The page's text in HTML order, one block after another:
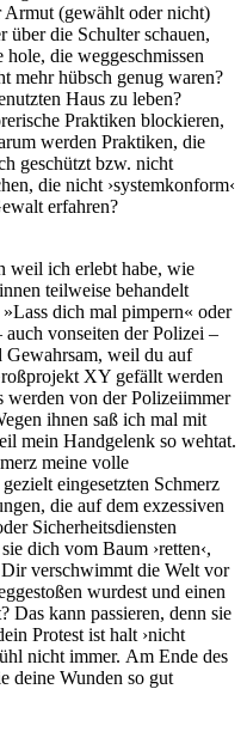
Armut (gewählt oder nicht)
die Schulter schauen,
die weggeschmissen
mehr hübsch genug waren?
Haus zu leben?
Praktiken blockieren,
werden Praktiken, die
geschützt bzw. nicht
die nicht ›systemkonform‹
erfahren?
weil ich erlebt habe, wie
teilweise behandelt
dich mal pimpern« oder
auch vonseiten der Polizei –
Gewahrsam, weil du auf
XY gefällt werden
werden von der Polizeiimmer
ihnen saß ich mal mit
mein Handgelenk so wehtat.
meine volle
eingesetzten Schmerz
die auf dem exzessiven
Sicherheitsdiensten
dich vom Baum ›retten‹,
verschwimmt die Welt vor
wurdest und einen
Das kann passieren, denn sie
Protest ist halt ›nicht
nicht immer. Am Ende des
deine Wunden so gut